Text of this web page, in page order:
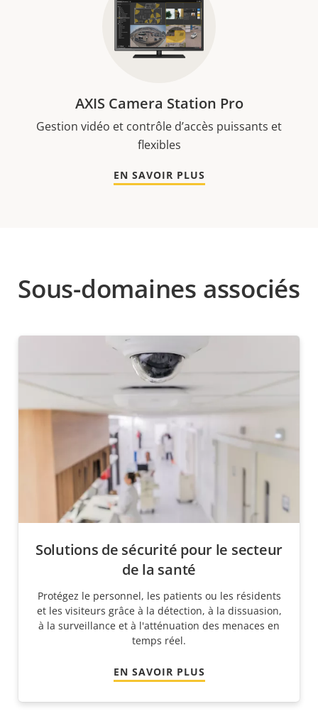
AXIS Camera Station Pro
Gestion vidéo et contrôle d’accès puissants et
flexibles
EN SAVOIR PLUS
Sous-domaines associés
Solutions de sécurité pour le secteur
de la santé
Protégez le personnel, les patients ou les résidents
et les visiteurs grâce à la détection, à la dissuasion,
à la surveillance et à l'atténuation des menaces en
temps réel.
EN SAVOIR PLUS